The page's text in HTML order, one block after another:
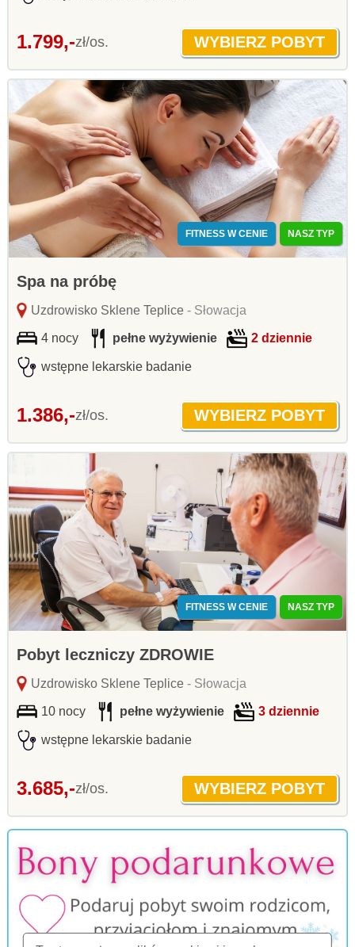
1.799,-zł/os.
FITNESS W CENIE NASZ TYP
Spa na próbę
Uzdrowisko Sklene Teplice- Słowacja
4 nocy pełne wyżywienie 2 dziennie
wstępne lekarskie badanie
1.386,-zł/os.
FITNESS W CENIE NASZ TYP
Pobyt leczniczy ZDROWIE
Uzdrowisko Sklene Teplice- Słowacja
10 nocy pełne wyżywienie 3 dziennie
wstępne lekarskie badanie
3.685,-zł/os.